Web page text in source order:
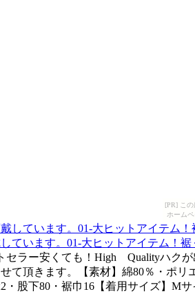
[PR] こ
ホーム
ています。01-大ヒットアイテム！裾
セラー安くても！High Qualityハク
て頂きます。【素材】綿80％・ポ
・股下80・裾巾16【着用サイズ】M